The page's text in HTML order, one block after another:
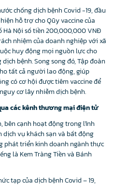
chống dịch bệnh Covid -19, đầu
hỗ trợ cho Qũy vaccine của
Hà Nội số tiền 200,000,000 VNĐ
nhiệm của doanh nghiệp với xã
huy động mọi nguồn lực cho
bệnh. Song song đó, Tập đoàn
tất cả người lao động, giúp
có cơ hội được tiêm vaccine để
cơ lây nhiễm dịch bệnh.
các kênh thương mại điện tử
bên cạnh hoạt động trong lĩnh
vụ khách sạn và bất động
phát triển kinh doanh ngành thực
là Kem Tràng Tiền và Bánh
tạp của dịch bệnh Covid – 19,